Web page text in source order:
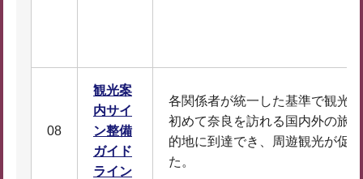
08
観光案
内サイ
ン整備
ガイド
ライン
各関係者が統一した基準で観光
初めて奈良を訪れる国内外の旅
的地に到達でき、周遊観光が促
た。